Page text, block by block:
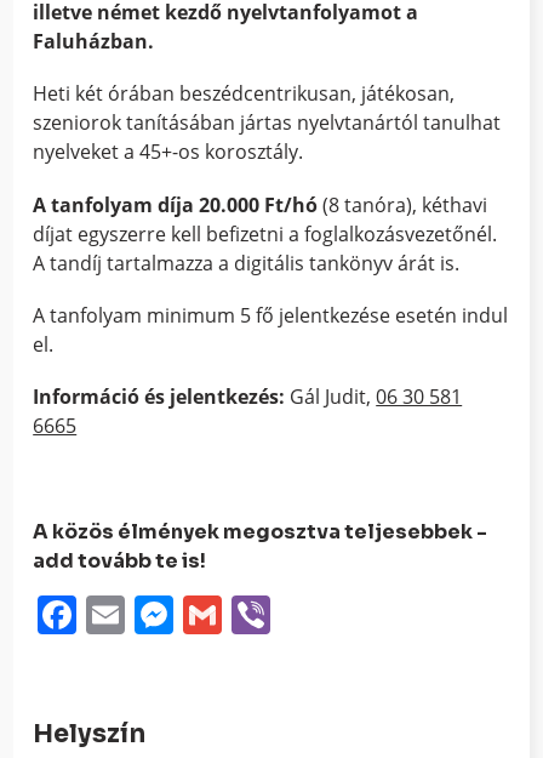
illetve német kezdő nyelvtanfolyamot a
Faluházban.
Heti két órában beszédcentrikusan, játékosan,
szeniorok tanításában jártas nyelvtanártól tanulhat
nyelveket a 45+-os korosztály.
A tanfolyam díja 20.000 Ft/hó(8 tanóra), kéthavi
díjat egyszerre kell befizetni a foglalkozásvezetőnél.
A tandíj tartalmazza a digitális tankönyv árát is.
A tanfolyam minimum 5 fő jelentkezése esetén indul
el.
Információ és jelentkezés: Gál Judit,06 30 581
6665
A közös élmények megosztva teljesebbek -
add tovább te is!
Facebook
EmailMessenger
Gmail
Helyszín